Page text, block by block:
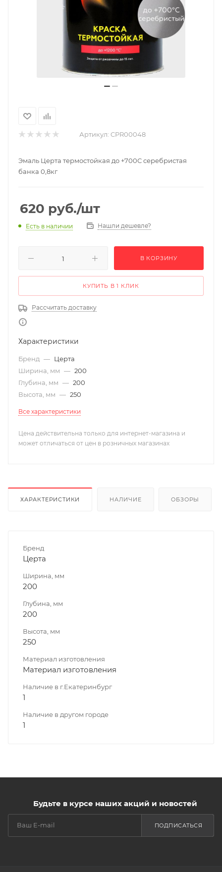
Артикул: CPR00048
Эмаль Церта термостойкая до +700С серебристая
банка 0,8кг
620 руб./шт
Есть в наличии Нашли дешевле?
В КОРЗИНУ
КУПИТЬ В 1 КЛИК
Рассчитать доставку
Характеристики
Бренд — Церта
Ширина, мм — 200
Глубина, мм — 200
Высота, мм — 250
Все характеристики
Цена действительна только для интернет-магазина и
может отличаться от цен в розничных магазинах
ХАРАКТЕРИСТИКИ НАЛИЧИЕ ОБЗОРЫ
Бренд
Церта
Ширина, мм
200
Глубина, мм
200
Высота, мм
250
Материал изготовления
Материал изготовления
Наличие в г.Екатеринбург
1
Наличие в другом городе
1
Будьте в курсе наших акций и новостей
ПОДПИСАТЬСЯ